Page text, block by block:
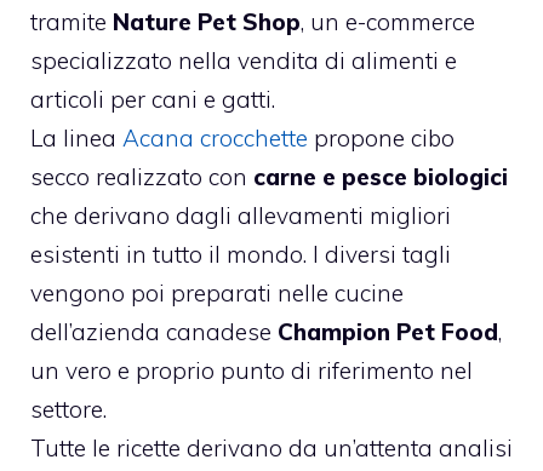
tramite Nature Pet Shop, un e-commerce
specializzato nella vendita di alimenti e
articoli per cani e gatti.
La linea Acana crocchette propone cibo
secco realizzato con carne e pesce biologici
che derivano dagli allevamenti migliori
esistenti in tutto il mondo. I diversi tagli
vengono poi preparati nelle cucine
dell’azienda canadese Champion Pet Food,
un vero e proprio punto di riferimento nel
settore.
Tutte le ricette derivano da un’attenta analisi